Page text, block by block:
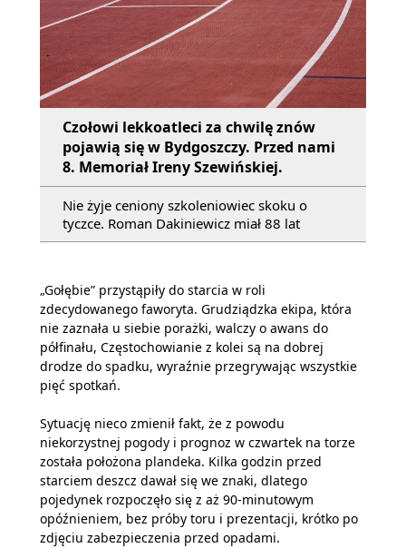
Czołowi lekkoatleci za chwilę znów
pojawią się w Bydgoszczy. Przed nami
8. Memoriał Ireny Szewińskiej.
Nie żyje ceniony szkoleniowiec skoku o
tyczce. Roman Dakiniewicz miał 88 lat
„Gołębie” przystąpiły do starcia w roli
zdecydowanego faworyta. Grudziądzka ekipa, która
nie zaznała u siebie porażki, walczy o awans do
półfinału, Częstochowianie z kolei są na dobrej
drodze do spadku, wyraźnie przegrywając wszystkie
pięć spotkań.
Sytuację nieco zmienił fakt, że z powodu
niekorzystnej pogody i prognoz w czwartek na torze
została położona plandeka. Kilka godzin przed
starciem deszcz dawał się we znaki, dlatego
pojedynek rozpoczęło się z aż 90-minutowym
opóźnieniem, bez próby toru i prezentacji, krótko po
zdjęciu zabezpieczenia przed opadami.